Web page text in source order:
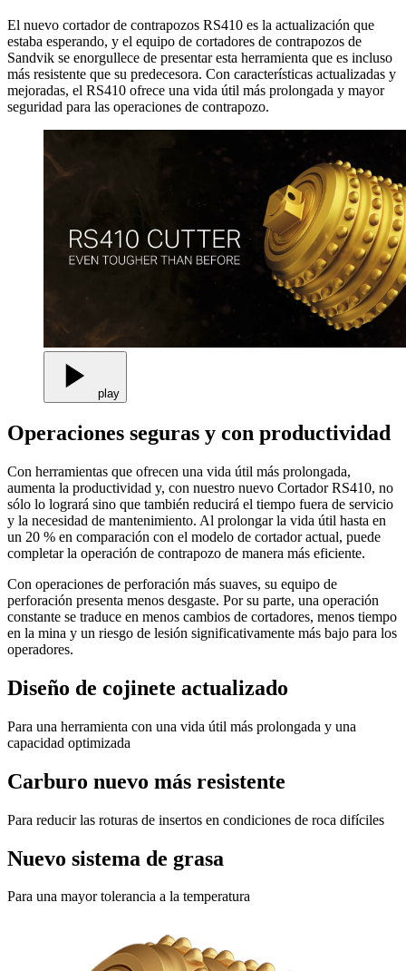
El nuevo cortador de contrapozos RS410 es la actualización que
estaba esperando, y el equipo de cortadores de contrapozos de
Sandvik se enorgullece de presentar esta herramienta que es incluso
más resistente que su predecesora. Con características actualizadas y
mejoradas, el RS410 ofrece una vida útil más prolongada y mayor
seguridad para las operaciones de contrapozo.
play
Operaciones seguras y con productividad
Con herramientas que ofrecen una vida útil más prolongada,
aumenta la productividad y, con nuestro nuevo Cortador RS410, no
sólo lo logrará sino que también reducirá el tiempo fuera de servicio
y la necesidad de mantenimiento. Al prolongar la vida útil hasta en
un 20 % en comparación con el modelo de cortador actual, puede
completar la operación de contrapozo de manera más eficiente.
Con operaciones de perforación más suaves, su equipo de
perforación presenta menos desgaste. Por su parte, una operación
constante se traduce en menos cambios de cortadores, menos tiempo
en la mina y un riesgo de lesión significativamente más bajo para los
operadores.
Diseño de cojinete actualizado
Para una herramienta con una vida útil más prolongada y una
capacidad optimizada
Carburo nuevo más resistente
Para reducir las roturas de insertos en condiciones de roca difíciles
Nuevo sistema de grasa
Para una mayor tolerancia a la temperatura